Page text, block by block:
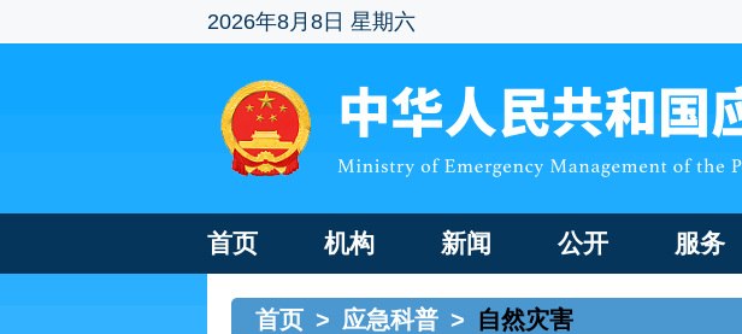
2026年8月8日 星期六
首页 机构 新闻 公开 服务
首页 > 应急科普 > 自然灾害